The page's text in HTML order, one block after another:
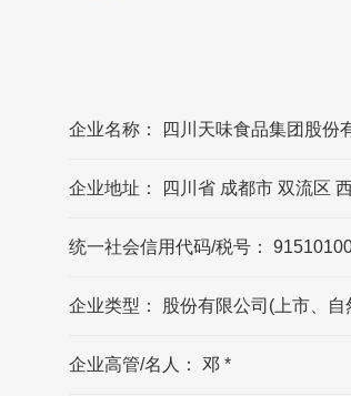
人是邓文
天味的联系方式?
可能数据更新不及时，请以
天味官网公布的邮箱是
企业名称： 四川天味食品集团股份
企业地址： 四川省 成都市 双流区
统一社会信用代码/税号：
企业类型： 股份有限公司(上市、
企业高管/名人： 邓 *